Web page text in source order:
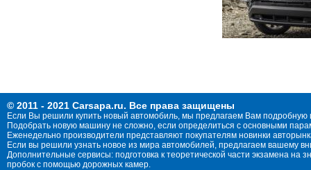
© 2011 - 2021 Carsapa.ru. Все права защищены
Если Вы решили купить новый автомобиль, мы предлагаем Вам
Подобрать новую машину не сложно, если определиться с основными
Еженедельно производители представляют покупателям новинки
Если вы решили узнать новое из мира автомобилей, предлагаем вашему
Дополнительные сервисы: подготовка к теоретической части экзамена
пробок с помощью дорожных камер.